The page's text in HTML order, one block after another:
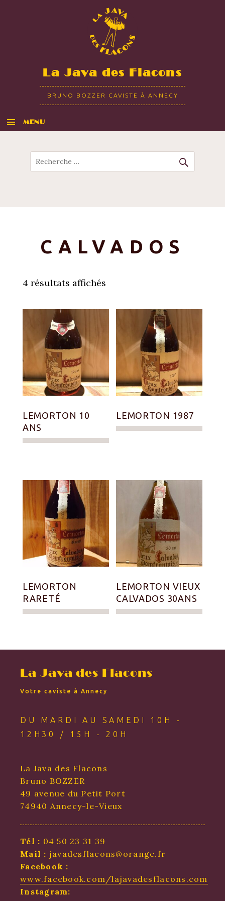
La Java des Flacons
BRUNO BOZZER CAVISTE À ANNECY
MENU
Recherche
CALVADOS
4 résultats affichés
LEMORTON 10
ANS
LEMORTON 1987
LEMORTON
RARETÉ
LEMORTON VIEUX
CALVADOS 30ANS
La Java des Flacons
Votre caviste à Annecy
DU MARDI AU SAMEDI 10H -
12H30 / 15H - 20H
La Java des Flacons
Bruno BOZZER
49 avenue du Petit Port
74940 Annecy-le-Vieux
Tél : 04 50 23 31 39
Mail : javadesflacons@orange.fr
Facebook :
www.facebook.com/lajavadesflacons.com
Instagram: